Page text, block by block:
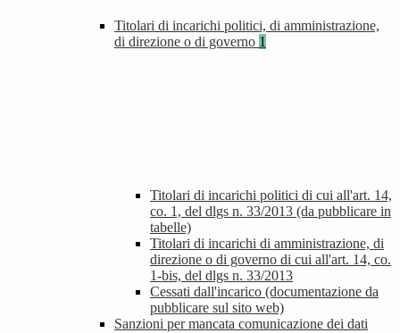
Titolari di incarichi politici, di amministrazione,
di direzione o di governo 1
Titolari di incarichi politici di cui all'art. 14,
co. 1, del dlgs n. 33/2013 (da pubblicare in
tabelle)
Titolari di incarichi di amministrazione, di
direzione o di governo di cui all'art. 14, co.
1-bis, del dlgs n. 33/2013
Cessati dall'incarico (documentazione da
pubblicare sul sito web)
Sanzioni per mancata comunicazione dei dati